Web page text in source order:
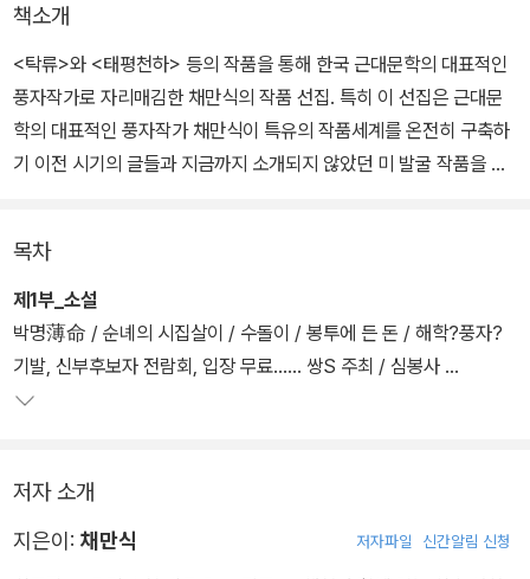
책소개
<탁류>와 <태평천하> 등의 작품을 통해 한국 근대문학의 대표적인
풍자작가로 자리매김한 채만식의 작품 선집. 특히 이 선집은 근대문
학의 대표적인 풍자작가 채만식이 특유의 작품세계를 온전히 구축하
기 이전 시기의 글들과 지금까지 소개되지 않았던 미 발굴 작품을 묶
채만식은 자신이 시대와 사회에 대해 어떤 문제의식을 갖고 있으며,
그것이 왜 그로 하여금 풍자 작품을 쓰게 했는지를 작품 속에서 보여
주는 작가이다. 그는 작품들을 통해 자신의 시대와 사회에 대해 어떤
문제의식을 갖고 있었고, 또 그것이 왜 그로 하여금 풍자 작품의 창작
으로 나아가게 했는지를 보여주고 있다.
목차
제1부_소설
박명薄命 / 순녜의 시집살이 / 수돌이 / 봉투에 든 돈 / 해학?풍자?
기발, 신부후보자 전람회, 입장 무료…… 쌍S 주최 / 심봉사
저자 소개
지은이: 채만식 저자파일 신간알림 신청